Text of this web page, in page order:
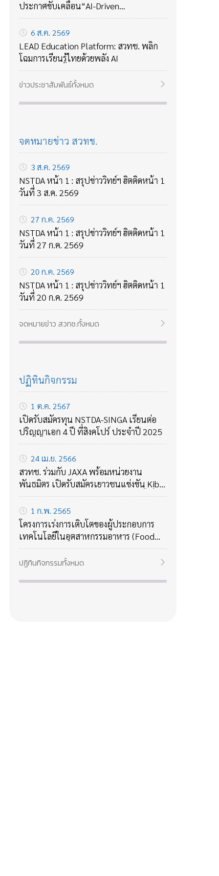
ประกาศขับเคลื่อน“AI-Driven
Government Services” พร้อมเปิดตัว “AI
Agentic Chatbot” ยกระดับการบริการภาค
รัฐยุคใหม่ตอบโจทย์ประชาชน
6 ส.ค. 2569
LEAD Education Platform: สวทช. พลิก
โฉมการเรียนรู้ไทยด้วยพลัง AI
ข่าวประชาสัมพันธ์ทั้งหมด
จดหมายข่าว สวทช.
3 ส.ค. 2569
NSTDA หน้า 1 : สรุปข่าววิทย์ฯ ฮิตติดหน้า 1
วันที่ 3 ส.ค. 2569
27 ก.ค. 2569
NSTDA หน้า 1 : สรุปข่าววิทย์ฯ ฮิตติดหน้า 1
วันที่ 27 ก.ค. 2569
20 ก.ค. 2569
NSTDA หน้า 1 : สรุปข่าววิทย์ฯ ฮิตติดหน้า 1
วันที่ 20 ก.ค. 2569
จดหมายข่าว สวทช.ทั้งหมด
ปฏิทินกิจกรรม
1 ต.ค. 2567
เปิดรับสมัครทุน NSTDA-SINGA เรียนต่อ
ปริญญาเอก 4 ปี ที่สิงคโปร์ ประจำปี 2025
24 เม.ย. 2566
สวทช. ร่วมกับ JAXA พร้อมหน่วยงาน
พันธมิตร เปิดรับสมัครเยาวชนแข่งขัน Kibo
Robot Programming Challenge ครั้งที่ 4
ชิงแชมป์ประเทศไทย รับทุนการศึกษา
20,000 บาท
1 ก.พ. 2565
โครงการเร่งการเติบโตของผู้ประกอบการ
เทคโนโลยีในอุตสาหกรรมอาหาร (Food
Accelerate) ประจำปี 2565
ปฏิทินกิจกรรมทั้งหมด